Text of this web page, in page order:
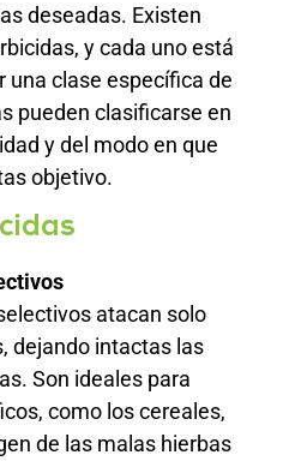
deseadas. Existen
y cada uno está
clase específica de
pueden clasificarse en
y del modo en que
objetivo.
atacan solo
dejando intactas las
Son ideales para
como los cereales,
de las malas hierbas